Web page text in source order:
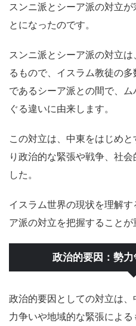
スンニ派とシーア派の対立
とになったのです。
スンニ派とシーア派の対立
るもので、イスラム教徒の
であるシーア派との間で、
ぐる違いに由来します。
この対立は、中東をはじめ
り政治的な緊張や戦争、社
した。
イスラム世界の現状を理解
ア派の対立を把握することが
政治的要因：勢
政治的要因としての対立は
力争いや地域的な緊張によ